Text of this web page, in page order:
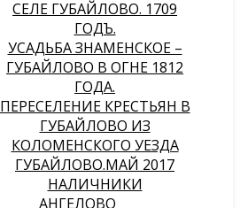
СЕЛЕ ГУБАЙЛОВО. 1709
ГОДЪ.
УСАДЬБА ЗНАМЕНСКОЕ –
ГУБАЙЛОВО В ОГНЕ 1812
ГОДА.
ПЕРЕСЕЛЕНИЕ КРЕСТЬЯН В
ГУБАЙЛОВО ИЗ
КОЛОМЕНСКОГО УЕЗДА
ГУБАЙЛОВО.МАЙ 2017
НАЛИЧНИКИ
АНГЕЛОВО